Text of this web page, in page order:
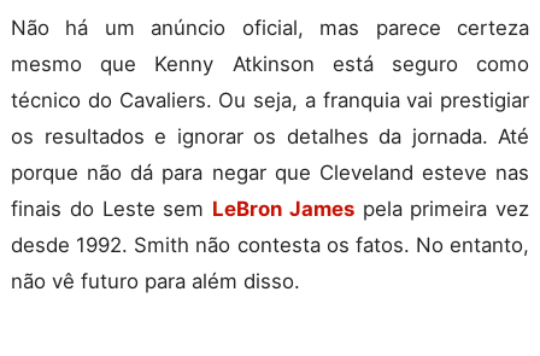
Não há um anúncio oficial, mas parece certeza
mesmo que Kenny Atkinson está seguro como
técnico do Cavaliers. Ou seja, a franquia vai prestigiar
os resultados e ignorar os detalhes da jornada. Até
porque não dá para negar que Cleveland esteve nas
finais do Leste sem LeBron Jamespela primeira vez
desde 1992. Smith não contesta os fatos. No entanto,
não vê futuro para além disso.